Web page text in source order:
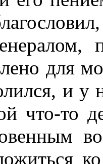
для
и у
что-то